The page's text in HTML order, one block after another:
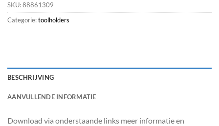
SKU:88861309
Categorie:toolholders
BESCHRIJVING
AANVULLENDE INFORMATIE
Download via onderstaande links meer informatie en